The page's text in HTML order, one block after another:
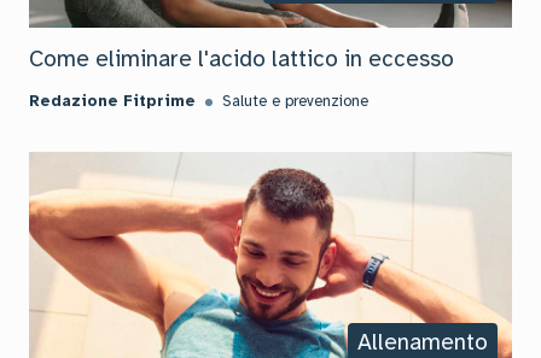
Come eliminare l'acido lattico in eccesso
Redazione Fitprime Salute e prevenzione
Allenamento